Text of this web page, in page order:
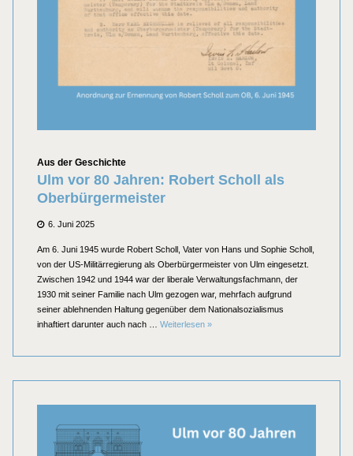
Kategorien
Aus der Geschichte
Ulm vor 80 Jahren: Robert Scholl als
Oberbürgermeister
Posted
6. Juni 2025
Am 6. Juni 1945 wurde Robert Scholl, Vater von Hans und Sophie Scholl,
von der US-Militärregierung als Oberbürgermeister von Ulm eingesetzt.
Zwischen 1942 und 1944 war der liberale Verwaltungsfachmann, der
1930 mit seiner Familie nach Ulm gezogen war, mehrfach aufgrund
seiner ablehnenden Haltung gegenüber dem Nationalsozialismus
inhaftiert darunter auch nach … Weiterlesen Ulm vor 80 Jahren: Robert Scholl als
»